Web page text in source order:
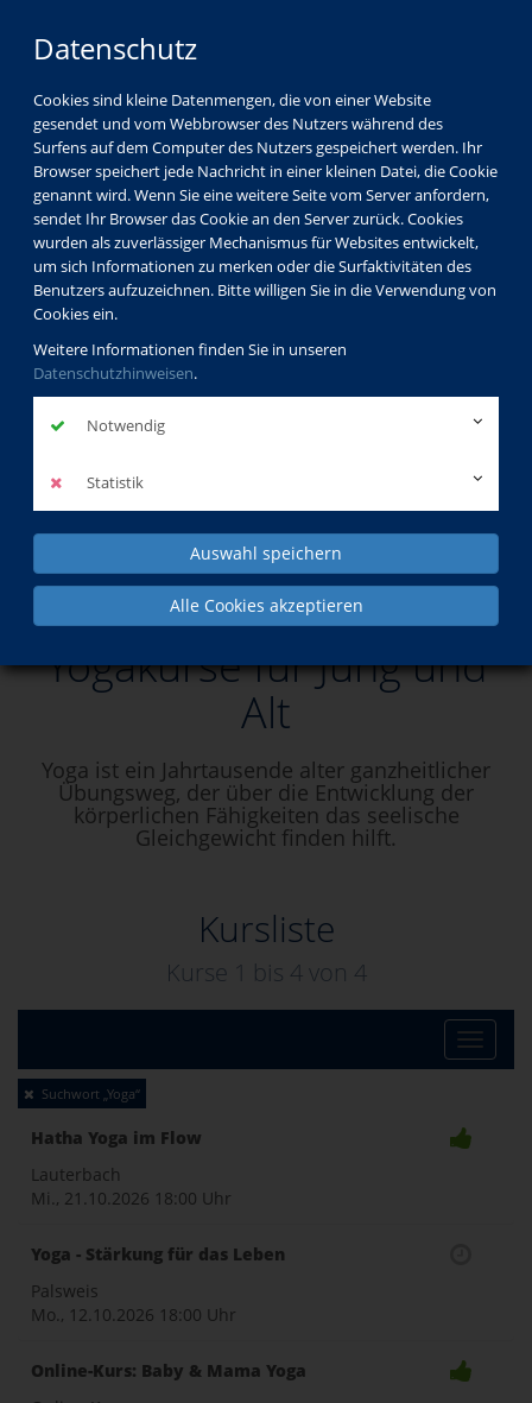
Datenschutz
Cookies sind kleine Datenmengen, die von einer Website
gesendet und vom Webbrowser des Nutzers während des
Surfens auf dem Computer des Nutzers gespeichert werden. Ihr
Browser speichert jede Nachricht in einer kleinen Datei, die Cookie
genannt wird. Wenn Sie eine weitere Seite vom Server anfordern,
sendet Ihr Browser das Cookie an den Server zurück. Cookies
wurden als zuverlässiger Mechanismus für Websites entwickelt,
um sich Informationen zu merken oder die Surfaktivitäten des
Benutzers aufzuzeichnen. Bitte willigen Sie in die Verwendung von
Cookies ein.
Weitere Informationen finden Sie in unseren
Datenschutzhinweisen.
Notwendig
Statistik
Auswahl speichern
Alle Cookies akzeptieren
Yogakurse für Jung und Alt
Yogakurse für Jung und
Alt
Yoga ist ein Jahrtausende alter ganzheitlicher
Übungsweg, der über die Entwicklung der
körperlichen Fähigkeiten das seelische
Gleichgewicht finden hilft.
Kursliste
Kurse 1 bis 4von 4
Toggle
Suchwort „Yoga“
Hatha Yoga im Flow
Lauterbach
Mi., 21.10.2026 18:00 Uhr
Yoga - Stärkung für das Leben
Palsweis
Mo., 12.10.2026 18:00 Uhr
Online-Kurs: Baby & Mama Yoga